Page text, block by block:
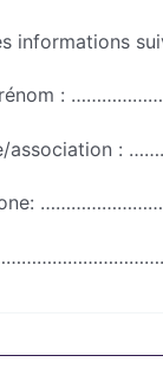
informations
:
association